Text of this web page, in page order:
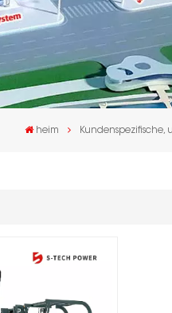
heim Kundenspezifische,